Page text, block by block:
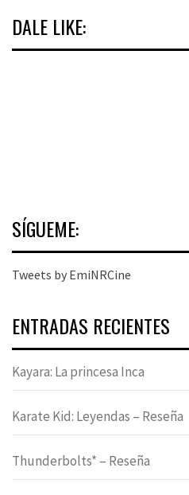
entradas
DALE LIKE:
SÍGUEME:
Tweets by EmiNRCine
ENTRADAS RECIENTES
Kayara: La princesa Inca
Karate Kid: Leyendas – Reseña
Thunderbolts* – Reseña